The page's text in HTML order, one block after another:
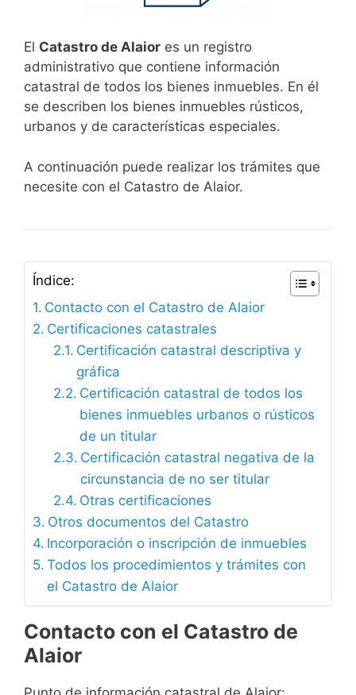
El Catastro de Alaior es un registro
administrativo que contiene información
catastral de todos los bienes inmuebles. En él
se describen los bienes inmuebles rústicos,
urbanos y de características especiales.
A continuación puede realizar los trámites que
necesite con el Catastro de Alaior.
Índice:
Contacto con el Catastro de Alaior
Certificaciones catastrales
Certificación catastral descriptiva y
gráfica
Certificación catastral de todos los
bienes inmuebles urbanos o rústicos
de un titular
Certificación catastral negativa de la
circunstancia de no ser titular
Otras certificaciones
Otros documentos del Catastro
Incorporación o inscripción de inmuebles
Todos los procedimientos y trámites con
el Catastro de Alaior
Contacto con el Catastro de
Alaior